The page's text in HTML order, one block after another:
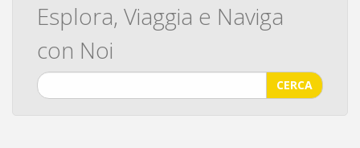
Esplora, Viaggia e Naviga
con Noi
CERCA